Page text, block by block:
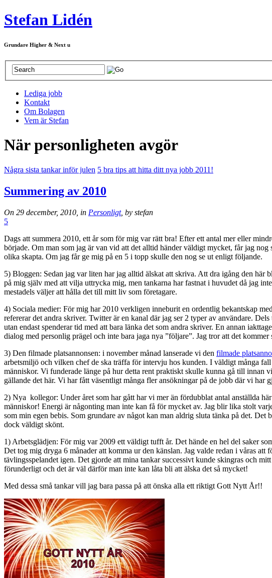
Stefan Lidén
Grundare Higher & Next u
Lediga jobb
Kontakt
Om Bolagen
Vem är Stefan
När personligheten avgör
Några sista tankar inför julen 5 bra tips att hitta ditt nya jobb 2011!
Summering av 2010
On 29 december, 2010, in Personligt, by stefan
5
Dags att summera 2010, ett år som för mig var rätt bra! Efter ett antal mer eller
började. Om man som jag är van vid att det alltid händer väldigt mycket, får jag
olika skapta. Om jag får ge mig på en 5 i topp skulle den nog se ut enligt följande.
5) Bloggen: Sedan jag var liten har jag alltid älskat att skriva. Att dra igång den
på mig själv med att vilja uttrycka mig, men tankarna har fastnat i huvudet då jag
mestadels väljer att hålla det till mitt liv som företagare.
4) Sociala medier: För mig har 2010 verkligen inneburit en ordentlig bekantskap
refererar det andra skriver. Twitter är en kanal där jag ser 2 typer av användare.
utan endast spenderar tid med att bara länka det som andra skriver. En annan
dialog med personlig prägel och inte bara jaga nya ”följare”. Jag tror att det
3) Den filmade platsannonsen: i november månad lanserade vi den filmade
arbetsmiljö och vilken chef de ska träffa för intervju hos kunden. I väldigt många
människor. Vi funderade länge på hur detta rent praktiskt skulle kunna gå till innan
gällande det här. Vi har fått väsentligt många fler ansökningar på de jobb där vi
2) Nya kollegor: Under året som har gått har vi mer än fördubblat antal anställda
människor! Energi är någonting man inte kan få för mycket av. Jag blir lika stolt
som min egen bebis. Som grundare av något kan man aldrig sluta tänka på det.
dock väldigt skönt.
1) Arbetsglädjen: För mig var 2009 ett väldigt tufft år. Det hände en hel del saker
Det tog mig dryga 6 månader att komma ur den känslan. Jag valde redan i våras
tävlingsspelandet igen. Det gjorde att mina tankar successivt kunde skingras och
förunderligt och det är väl därför man inte kan låta bli att älska det så mycket!
Med dessa små tankar vill jag bara passa på att önska alla ett riktigt Gott Nytt År!!